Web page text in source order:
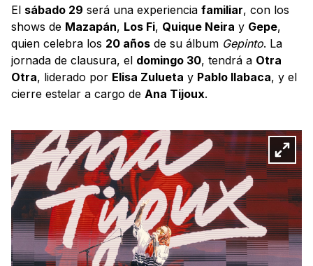
El sábado 29 será una experiencia familiar, con los
shows de Mazapán, Los Fi, Quique Neira y Gepe,
quien celebra los 20 años de su álbum Gepinto. La
jornada de clausura, el domingo 30, tendrá a Otra
Otra, liderado por Elisa Zulueta y Pablo Ilabaca, y el
cierre estelar a cargo de Ana Tijoux.